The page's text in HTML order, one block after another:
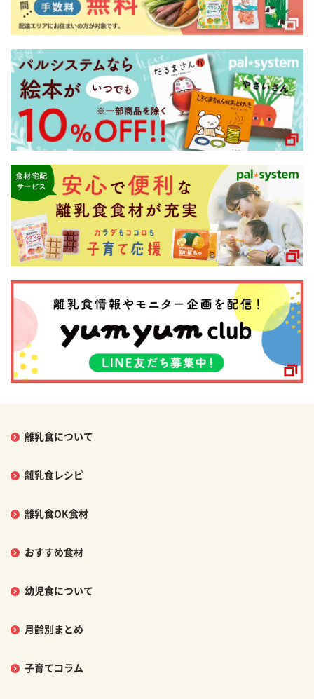
離乳食について
離乳食レシピ
離乳食OK食材
おすすめ食材
幼児食について
月齢別まとめ
子育てコラム